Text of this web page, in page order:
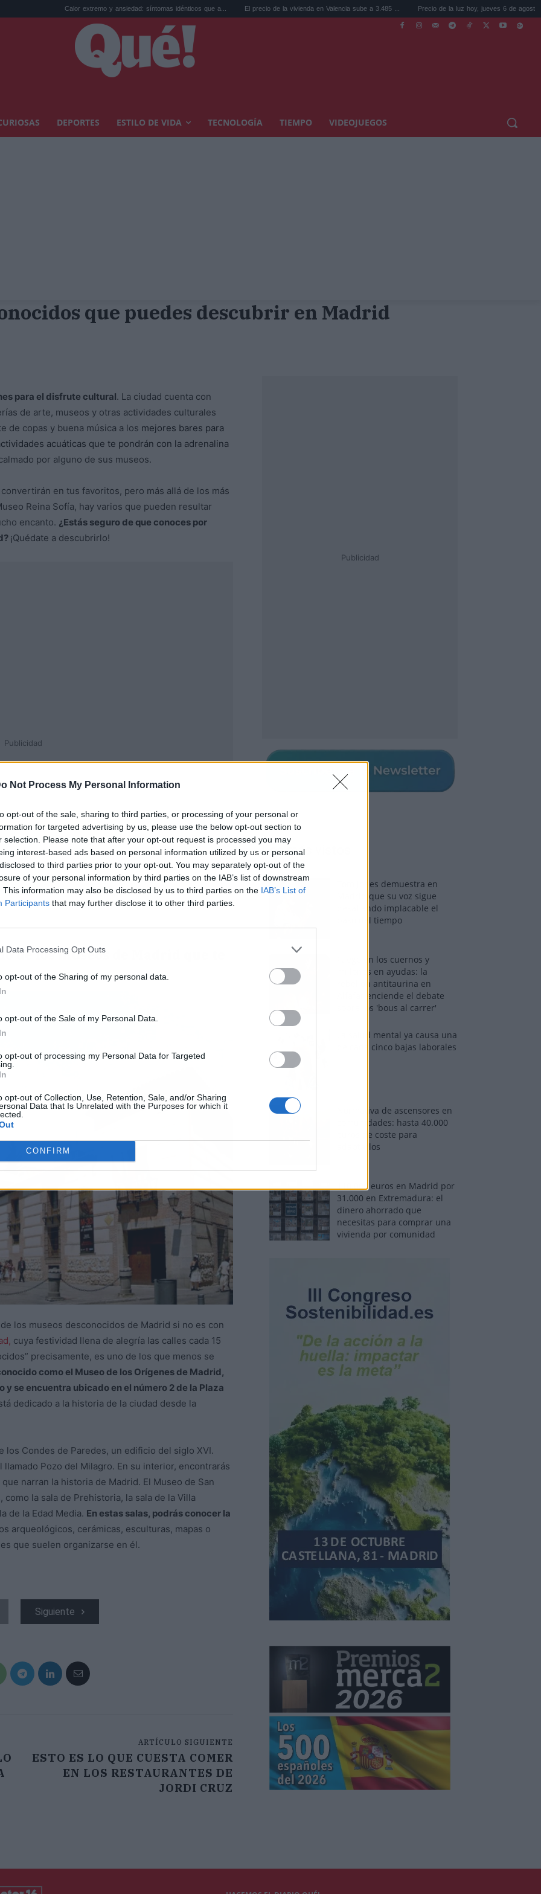
Not Process My Personal Information
opt-out of the sale, sharing to third parties, or processing of your personal or
for targeted advertising by us, please use the below opt-out section to
selection. Please note that after your opt-out request is processed you may
interest-based ads based on personal information utilized by us or personal
to third parties prior to your opt-out. You may separately opt-out of the
of your personal information by third parties on the IAB’s list of downstream
This information may also be disclosed by us to third parties on the IAB’s List of
Participants that may further disclose it to other third parties.
Data Processing Opt Outs
opt-out of the Sharing of my personal data.
opt-out of the Sale of my Personal Data.
opt-out of processing my Personal Data for Targeted
opt-out of Collection, Use, Retention, Sale, and/or Sharing
Data that Is Unrelated with the Purposes for which it
CONFIRM
Calor extremo y ansiedad: síntomas idénticos que a... El precio de la vivienda en Valencia sube a 3.485 ... Precio de la luz hoy, jueves 6 de agosto: la hora ...
DEPORTES ESTILO DE VIDA TECNOLOGÍA TIEMPO VIDEOJUEGOS
que puedes descubrir en Madrid
para el disfrute cultural. La ciudad cuenta con
de arte, museos y otras actividades culturales
de copas y buena música a los mejores bares para
acuáticas que te pondrán con la adrenalina
por alguno de sus museos.
en tus favoritos, pero más allá de los más
Reina Sofía, hay varios que pueden resultar
encanto. ¿Estás seguro de que conoces por
¡Quédate a descubrirlo!
Publicidad
de los museos de Madrid que te
los museos desconocidos de Madrid si no es con
cuya festividad llena de alegría las calles cada 15
precisamente, es uno de los que menos se
como el Museo de los Orígenes de Madrid,
se encuentra ubicado en el número 2 de la Plaza
dedicado a la historia de la ciudad desde la
los Condes de Paredes, un edificio del siglo XVI.
Pozo del Milagro. En su interior, encontrarás
narran la historia de Madrid. El Museo de San
la sala de Prehistoria, la sala de la Villa
de la Edad Media. En estas salas, podrás conocer la
arqueológicos, cerámicas, esculturas, mapas o
que suelen organizarse en él.
Siguiente
ARTÍCULO SIGUIENTE
ESTO ES LO QUE CUESTA COMER
EN LOS RESTAURANTES DE
JORDI CRUZ
Publicidad
Los más vistos
Tom Jones demuestra en
Madrid que su voz sigue
desafiando implacable el
paso del tiempo
Fuego en los cuernos y
millones en ayudas: la
rebelión antitaurina en
Alfafar enciende el debate
sobre los 'bous al carrer'
La salud mental ya causa una
de cada cinco bajas laborales
Normativa de ascensores en
comunidades: hasta 40.000
euros de coste para
adaptarlos
110.000 euros en Madrid por
31.000 en Extremadura: el
dinero ahorrado que
necesitas para comprar una
vivienda por comunidad